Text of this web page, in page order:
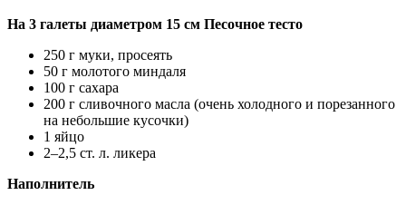
На 3 галеты диаметром 15 см Песочное тесто
250 г муки, просеять
50 г молотого миндаля
100 г сахара
200 г сливочного масла (очень холодного и порезанного
на небольшие кусочки)
1 яйцо
2–2,5 ст. л. ликера
Наполнитель